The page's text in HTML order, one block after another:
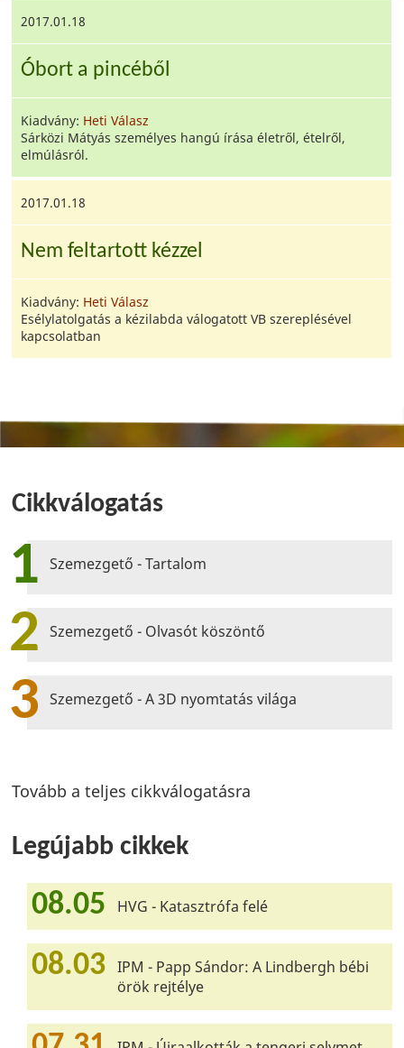
2017.01.18
Óbort a pincéből
Kiadvány: Heti Válasz
Sárközi Mátyás személyes hangú írása életről, ételről,
elmúlásról.
2017.01.18
Nem feltartott kézzel
Kiadvány: Heti Válasz
Esélylatolgatás a kézilabda válogatott VB szereplésével
kapcsolatban
Cikkválogatás
1 Szemezgető - Tartalom
2 Szemezgető - Olvasót köszöntő
3 Szemezgető - A 3D nyomtatás világa
Tovább a teljes cikkválogatásra
Legújabb cikkek
08.05 HVG - Katasztrófa felé
08.03
IPM - Papp Sándor: A Lindbergh bébi
örök rejtélye